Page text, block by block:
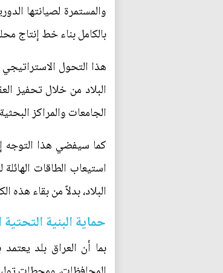
والمستمرة لصيانتها
بالكامل بناء خط إنتاج
هذا التحول
البلاد من خلال تحفيز
الجامعات والمراكز
كما سيفضي هذا التوجه
استيعاب الطاقات
البلاد، بدلاً من بقاء هذه
حماية البنية
بما أن العراق بلد